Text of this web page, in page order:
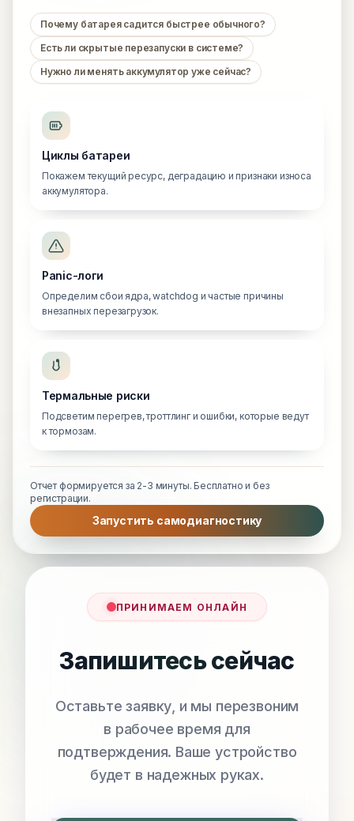
Почему батарея садится быстрее обычного?
Есть ли скрытые перезапуски в системе?
Нужно ли менять аккумулятор уже сейчас?
Циклы батареи
Покажем текущий ресурс, деградацию и признаки износа
аккумулятора.
Panic-логи
Определим сбои ядра, watchdog и частые причины
внезапных перезагрузок.
Термальные риски
Подсветим перегрев, троттлинг и ошибки, которые ведут
к тормозам.
Отчет формируется за 2-3 минуты. Бесплатно и без
регистрации.
Запустить самодиагностику
ПРИНИМАЕМ ОНЛАЙН
Запишитесь сейчас
Оставьте заявку, и мы перезвоним
в рабочее время для
подтверждения. Ваше устройство
будет в надежных руках.